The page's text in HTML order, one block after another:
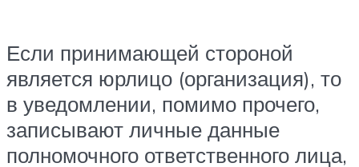
Если принимающей стороной
является юрлицо (организация), то
в уведомлении, помимо прочего,
записывают личные данные
полномочного ответственного лица,